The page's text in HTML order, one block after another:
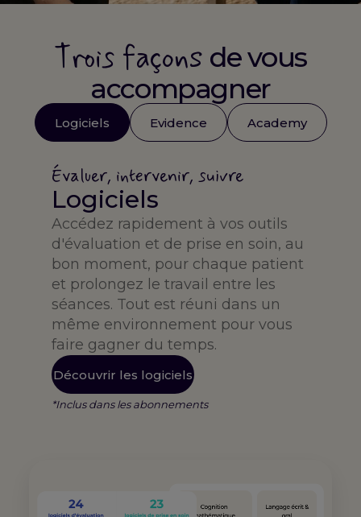
Trois façons de vous
accompagner
Logiciels Evidence Academy
Évaluer, intervenir, suivre
Logiciels
Accédez rapidement à vos outils
d'évaluation et de prise en soin, au
bon moment, pour chaque patient
et prolongez le travail entre les
séances. Tout est réuni dans un
même environnement pour vous
faire gagner du temps.
Découvrir les logiciels
*Inclus dans les abonnements